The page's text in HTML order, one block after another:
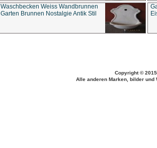
Waschbecken Weiss Wandbrunnen
Garten Brunnen Nostalgie Antik Stil
Copyright ©
Alle anderen Marken, bilder und